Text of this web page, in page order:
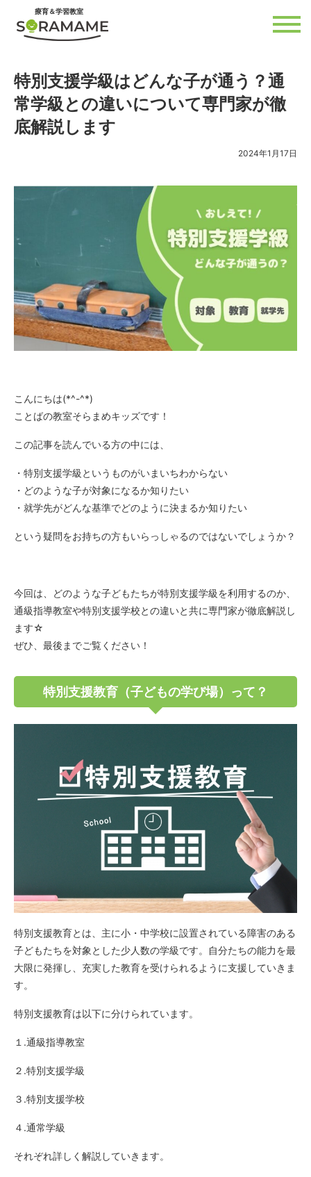
療育＆学習教室
特別支援学級はどんな子が通う？通
常学級との違いについて専門家が徹
底解説します
2024年1月17日
こんにちは(*^-^*)
ことばの教室そらまめキッズです！
この記事を読んでいる方の中には、
・特別支援学級というものがいまいちわからない
・どのような子が対象になるか知りたい
・就学先がどんな基準でどのように決まるか知りたい
という疑問をお持ちの方もいらっしゃるのではないでしょうか？
今回は、どのような子どもたちが特別支援学級を利用するのか、
通級指導教室や特別支援学校との違いと共に専門家が徹底解説し
ます☆
ぜひ、最後までご覧ください！
特別支援教育（子どもの学び場）って？
特別支援教育とは、主に小・中学校に設置されている障害のある
子どもたちを対象とした少人数の学級です。自分たちの能力を最
大限に発揮し、充実した教育を受けられるように支援していきま
す。
特別支援教育は以下に分けられています。
１.通級指導教室
２.特別支援学級
３.特別支援学校
４.通常学級
それぞれ詳しく解説していきます。